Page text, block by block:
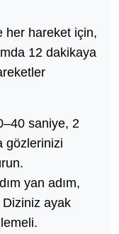
her hareket için,
12 dakikaya
saniye, 2
gözlerinizi
yan adım,
Diziniz ayak